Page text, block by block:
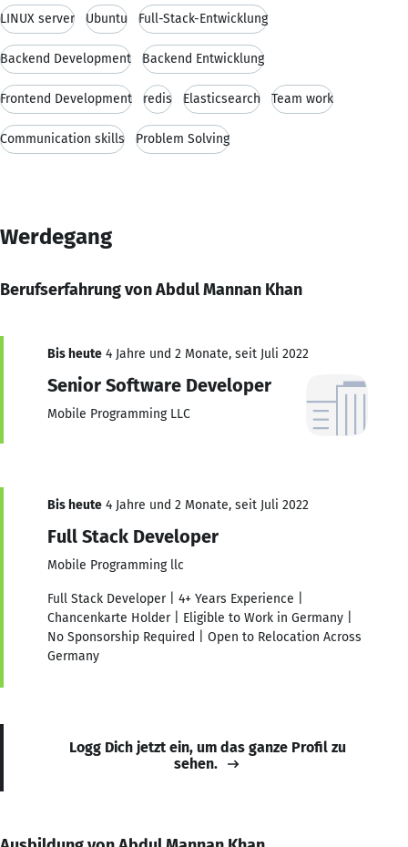
LINUX server Ubuntu Full-Stack-Entwicklung
Backend Development Backend Entwicklung
Frontend Development redis Elasticsearch Team work
Communication skills Problem Solving
Werdegang
Berufserfahrung von Abdul Mannan Khan
Bis heute 4 Jahre und 2 Monate, seit Juli 2022
Senior Software Developer
Mobile Programming LLC
Bis heute 4 Jahre und 2 Monate, seit Juli 2022
Full Stack Developer
Mobile Programming llc
Full Stack Developer | 4+ Years Experience |
Chancenkarte Holder | Eligible to Work in Germany |
No Sponsorship Required | Open to Relocation Across
Germany
Logg Dich jetzt ein, um das ganze Profil zu
sehen.